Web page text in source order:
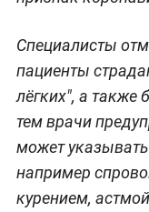
Специалисты
пациенты
лёгких", а также
тем врачи
может
например
курением,